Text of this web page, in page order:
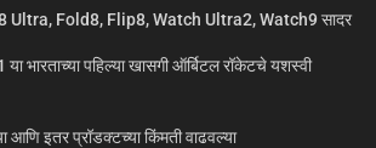
Ultra, Fold8, Flip8, Watch Ultra2, Watch9 सादर
भारताच्या पहिल्या खासगी ऑर्बिटल रॉकेटचे यशस्वी
इतर प्रॉडक्टच्या किंमती वाढवल्या